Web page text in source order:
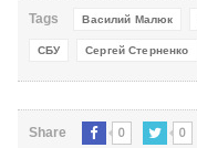
Tags Василий Малюк
СБУ Сергей Стерненко
Share 0 0